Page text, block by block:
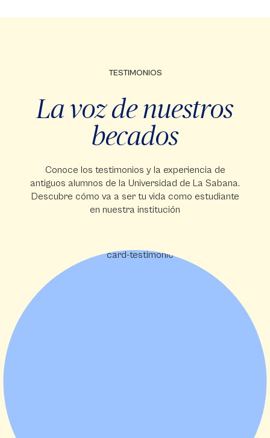
TESTIMONIOS
La voz de nuestros
becados
Conoce los testimonios y la experiencia de
antiguos alumnos de la Universidad de La Sabana.
Descubre cómo va a ser tu vida como estudiante
en nuestra institución